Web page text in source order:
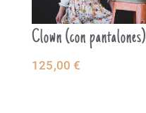
Clown (con pantalones)
125,00€